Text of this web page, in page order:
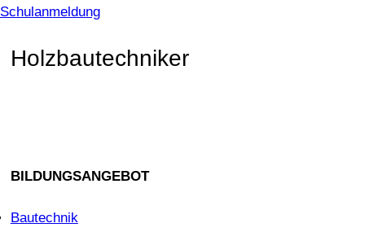
Schulanmeldung
Holzbautechniker
BILDUNGSANGEBOT
Bautechnik